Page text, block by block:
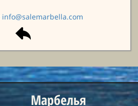
info@salemarbella.com
Марбелья